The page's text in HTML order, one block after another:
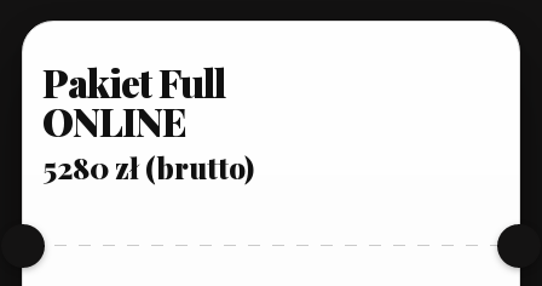
Pakiet Full
ONLINE
5280 zł (brutto)